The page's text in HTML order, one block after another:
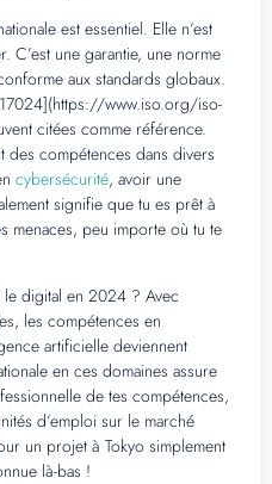
est essentiel. Elle n’est
C’est une garantie, une norme
aux standards globaux.
www.iso.org/iso-
citées comme référence.
des compétences dans divers
cybersécurité, avoir une
signifie que tu es prêt à
menaces, peu importe où tu te
digital en 2024 ? Avec
les compétences en
artificielle deviennent
en ces domaines assure
de tes compétences,
d’emploi sur le marché
un projet à Tokyo simplement
là-bas !